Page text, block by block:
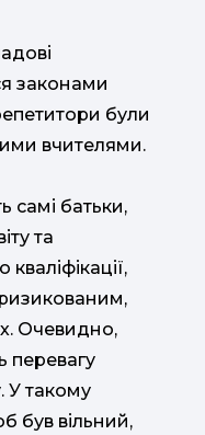
законами
були
вчителями.
самі батьки,
та
кваліфікації,
Очевидно,
перевагу
У такому
був вільний,